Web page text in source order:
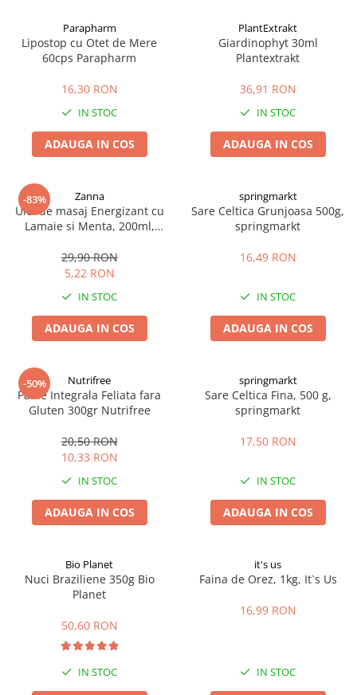
Sanatatea ochilor
Hepato-biliare
Glanda tiroida
Probleme renale
Prostata, urologie
Sistemul osos
Produse naturiste
Antiinflamator
Antioxidanti
Antitumorale
Articulatii sanatoase
Cardiovasculare
Digestie
Imunitate
Memorie
Produse sanatate sexuala
Produse pentru Ea
Produse pentru sportivi
Suplimente fitness
Batoane proteice
Pentru antrenament
Mama si copilul
Produse pentru copii
Sarcina si alaptare
Indulcitori
Miere
Bomboane
Gume de mestecat
Siropuri, gemuri
Ciocolata
Miere Manuka
Mancare sanatoasa
Leguminoase
Paine, faina si mixuri
Uleiuri alimentare
Ulei CBD
Unturi alimentare
Sucuri
Produse instant
Atelierul de cafea si ceaiuri
Ceaiuri simple
Ceaiuri medicinale compuse
Ceaiuri Maté
Cafea verde
Ulei de Cocos
Geluri de dus naturale
Vopsele
Produse de uz casnic
Produse pentru bucatarie
Produse igienizare
Deodorante
Igiena orala
Protectie antivirala
Sare de baie
Detergenti Bio
Parapharm
Lipostop cu Otet de Mere
60cps Parapharm
16,30 RON
IN STOC
ADAUGA IN COS
PlantExtrakt
Giardinophyt 30ml
Plantextrakt
36,91 RON
IN STOC
ADAUGA IN COS
-83% Zanna
Ulei de masaj Energizant cu
Lamaie si Menta, 200ml,
29,90 RON
5,22 RON
IN STOC
ADAUGA IN COS
springmarkt
Sare Celtica Grunjoasa 500g,
springmarkt
16,49 RON
IN STOC
ADAUGA IN COS
-50% Nutrifree
Paine Integrala Feliata fara
Gluten 300gr Nutrifree
20,50 RON
10,33 RON
IN STOC
ADAUGA IN COS
springmarkt
Sare Celtica Fina, 500 g,
springmarkt
17,50 RON
IN STOC
ADAUGA IN COS
Bio Planet
Nuci Braziliene 350g Bio
Planet
50,60 RON
IN STOC
it's us
Faina de Orez, 1kg, It`s Us
16,99 RON
IN STOC